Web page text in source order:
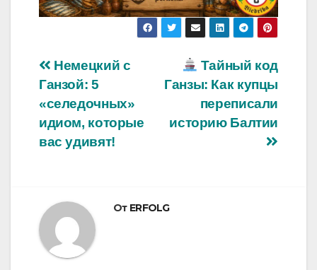
Навигация
по
записям
Тайный код
Ганзы: Как купцы
переписали
историю Балтии
Немецкий с
Ганзой: 5
«селедочных»
идиом, которые
вас удивят!
От ERFOLG